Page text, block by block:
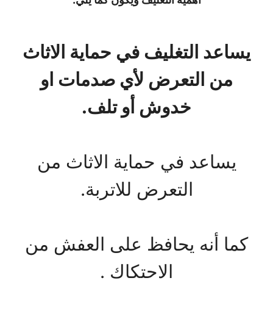
يساعد التغليف في حماية الاثاث
من التعرض لأي صدمات او
خدوش أو تلف.
يساعد في حماية الاثاث من
التعرض للاتربة.
كما أنه يحافظ على العفش من
الاحتكاك .